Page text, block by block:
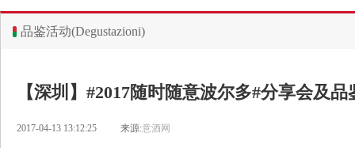
品鉴活动(Degustazioni)
【深圳】#2017随时随意波尔多#分享会及品
2017-04-13 13:12:25 来源:意酒网